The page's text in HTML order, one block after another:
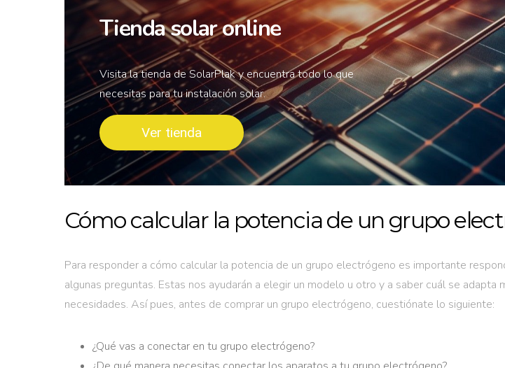
Tienda solar online
Visita la tienda de SolarPlak y encuentra todo lo que
necesitas para tu instalación solar.
Ver tienda
Cómo calcular la potencia de un grupo
Para responder a cómo calcular la potencia de un grupo electrógeno es importante
algunas preguntas. Estas nos ayudarán a elegir un modelo u otro y a saber cuál se adapta
necesidades. Así pues, antes de comprar un grupo electrógeno, cuestiónate lo siguiente:
¿Qué vas a conectar en tu grupo electrógeno?